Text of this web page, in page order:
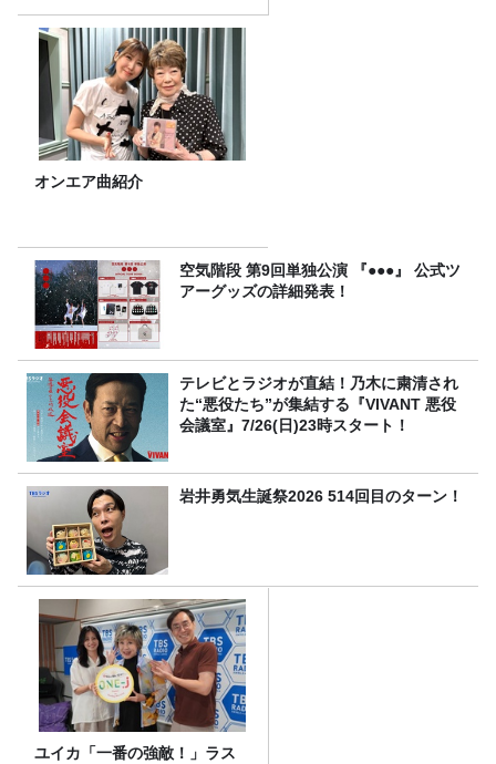
オンエア曲紹介
空気階段 第9回単独公演 『●●●』 公式ツ
アーグッズの詳細発表！
テレビとラジオが直結！乃木に粛清され
た“悪役たち”が集結する『VIVANT 悪役
会議室』7/26(日)23時スタート！
岩井勇気生誕祭2026 514回目のターン！
ユイカ「一番の強敵！」ラス